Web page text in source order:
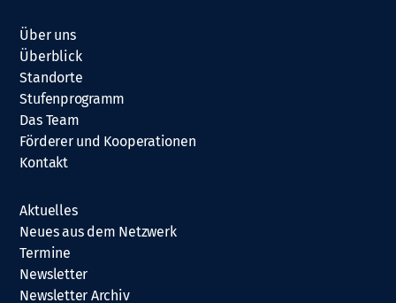
Über uns
Überblick
Standorte
Stufenprogramm
Das Team
Förderer und Kooperationen
Kontakt
Aktuelles
Neues aus dem Netzwerk
Termine
Newsletter
Newsletter Archiv